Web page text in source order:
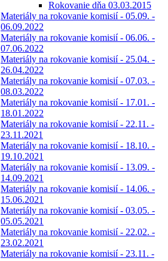
Rokovanie dňa 03.03.2015
Materiály na rokovanie komisií - 05.09. -
06.09.2022
Materiály na rokovanie komisií - 06.06. -
07.06.2022
Materiály na rokovanie komisií - 25.04. -
26.04.2022
Materiály na rokovanie komisií - 07.03. -
08.03.2022
Materiály na rokovanie komisií - 17.01. -
18.01.2022
Materiály na rokovanie komisií - 22.11. -
23.11.2021
Materiály na rokovanie komisií - 18.10. -
19.10.2021
Materiály na rokovanie komisií - 13.09. -
14.09.2021
Materiály na rokovanie komisií - 14.06. -
15.06.2021
Materiály na rokovanie komisií - 03.05. -
05.05.2021
Materiály na rokovanie komisií - 22.02. -
23.02.2021
Materiály na rokovanie komisií - 23.11. -